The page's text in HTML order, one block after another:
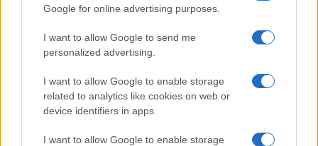
Google for online advertising purposes.
I want to allow Google to send me
personalized advertising.
I want to allow Google to enable storage
related to analytics like cookies on web or
device identifiers in apps.
I want to allow Google to enable storage